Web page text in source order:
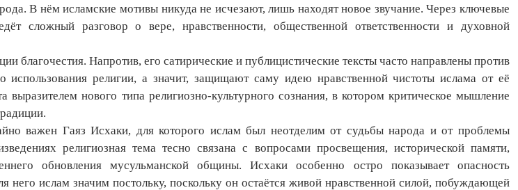
В нём исламские мотивы никуда не исчезают, лишь находят новое звучание. Через ключевые
сложный разговор о вере, нравственности, общественной ответственности и духовной
благочестия. Напротив, его сатирические и публицистические тексты часто направлены против
использования религии, а значит, защищают саму идею нравственной чистоты ислама от её
выразителем нового типа религиозно-культурного сознания, в котором критическое мышление
важен Гаяз Исхаки, для которого ислам был неотделим от судьбы народа и от проблемы
религиозная тема тесно связана с вопросами просвещения, исторической памяти,
обновления мусульманской общины. Исхаки особенно остро показывает опасность
ислам значим постольку, поскольку он остаётся живой нравственной силой, побуждающей